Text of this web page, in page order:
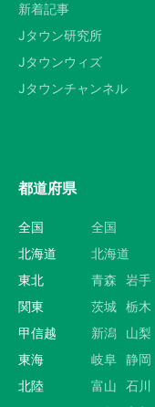
新着記事
Jタウン研究所
Jタウンウィズ
Jタウンチャンネル
都道府県
全国
全国
北海道
北海道
東北
青森 岩手
関東
茨城 栃木
甲信越
新潟 山梨
東海
岐阜 静岡
北陸
富山 石川